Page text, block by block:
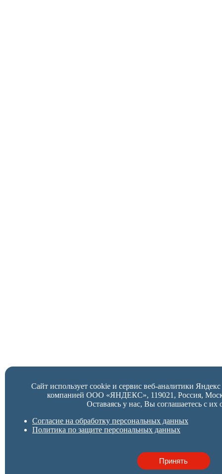
Сайт использует cookie и сервис веб-аналитики
компанией ООО «ЯНДЕКС», 119021, Россия,
Оставаясь у нас, Вы соглашаетесь с их
Согласие на обработку персональных данных
Политика по защите персональных данных
Принять